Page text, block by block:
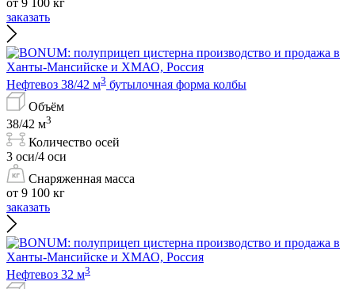
заказать
Нефтевоз 38/42 м3 бутылочная форма колбы
Объём
38/42 м3
Количество осей
3 оси/4 оси
Снаряженная масса
от 9 100 кг
заказать
Нефтевоз 32 м3